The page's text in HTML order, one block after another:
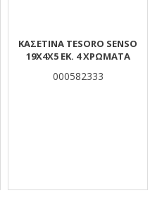
ΚΑΣΕΤΊΝΑ TESORO SENSO
19X4X5 ΕΚ. 4 ΧΡΏΜΑΤΑ
000582333